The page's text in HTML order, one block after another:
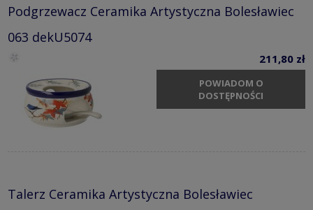
Podgrzewacz Ceramika Artystyczna Bolesławiec
063 dekU5074
211,80 zł
POWIADOM O
DOSTĘPNOŚCI
Talerz Ceramika Artystyczna Bolesławiec